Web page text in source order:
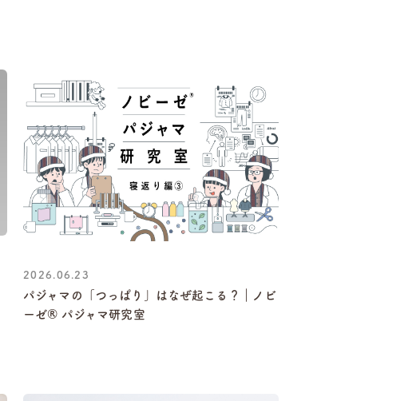
2026.06.23
パジャマの「つっぱり」はなぜ起こる？｜ノビ
ーゼ® パジャマ研究室